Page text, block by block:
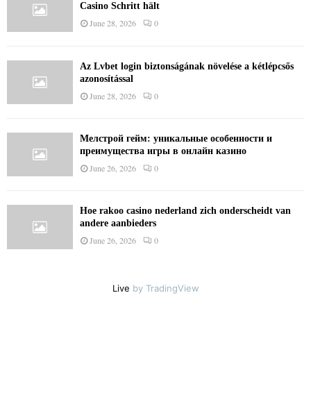
Casino Schritt hält
June 28, 2026 0
Az Lvbet login biztonságának növelése a kétlépcsős
azonosítással
June 28, 2026 0
Мелстрой гейм: уникальные особенности и
преимущества игры в онлайн казино
June 26, 2026 0
Hoe rakoo casino nederland zich onderscheidt van
andere aanbieders
June 26, 2026 0
Live by TradingView